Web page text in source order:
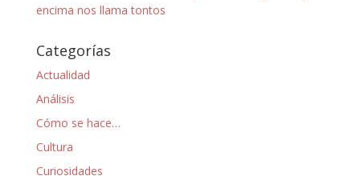
encima nos llama tontos
Categorías
Actualidad
Análisis
Cómo se hace…
Cultura
Curiosidades